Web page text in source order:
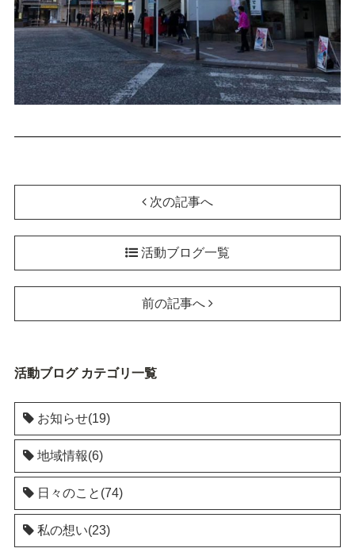
次の記事へ
活動ブログ一覧
前の記事へ
活動ブログ カテゴリ一覧
お知らせ(19)
地域情報(6)
日々のこと(74)
私の想い(23)